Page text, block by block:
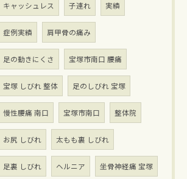
キャッシュレス 子連れ 実績
症例実績 肩甲骨の痛み
足の動きにくさ 宝塚市南口 腰痛
宝塚 しびれ 整体 足のしびれ 宝塚
慢性腰痛 南口 宝塚市南口 整体院
お尻 しびれ 太もも裏 しびれ
足裏 しびれ ヘルニア 坐骨神経痛 宝塚